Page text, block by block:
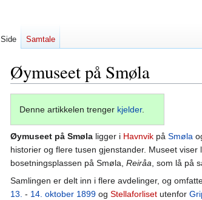
Øymuseet på Smøla
navigering
søk
Denne artikkelen trenger kjelder.
Øymuseet på Smøla ligger i Havnvik på Smøla
historier og flere tusen gjenstander. Museet
bosetningsplassen på Smøla, Reiråa, som lå på
Samlingen er delt inn i flere avdelinger, og
13. - 14. oktober 1899 og Stellaforliset utenfor
Side Samtale